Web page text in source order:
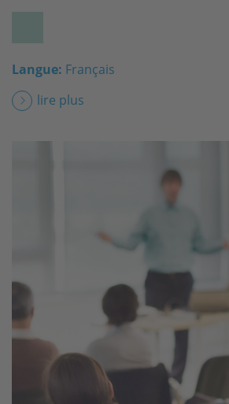
Langue: Français
lire plus